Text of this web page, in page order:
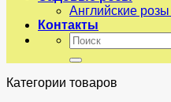
Английские
Контакты
Искать:
Категории товаров